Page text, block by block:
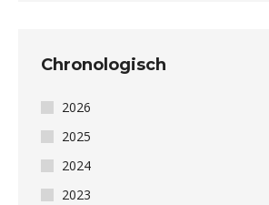
Chronologisch
2026
2025
2024
2023